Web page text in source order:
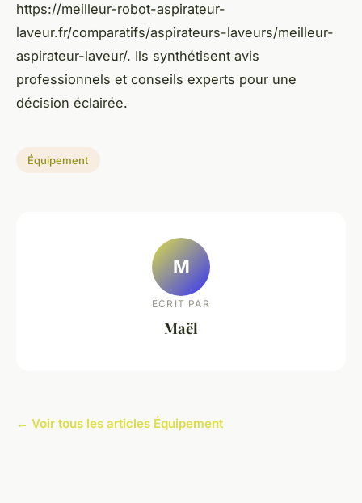
https://meilleur-robot-aspirateur-
laveur.fr/comparatifs/aspirateurs-laveurs/meilleur-
aspirateur-laveur/. Ils synthétisent avis
professionnels et conseils experts pour une
décision éclairée.
Équipement
M
ECRIT PAR
Maël
← Voir tous les articles Équipement